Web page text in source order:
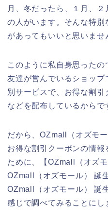
月、冬だったら、１月、２
の人がいます。そんな特
があってもいいと思いませ
このように私自身思った
友達が営んでいるショッ
別サービスで、お得な割
などを配布しているからで
だから、OZmall（オズモ
お得な割引クーポンの情報
ために、【OZmall（オズ
OZmall（オズモール） 誕
OZmall（オズモール） 誕
感じで調べてみることにし